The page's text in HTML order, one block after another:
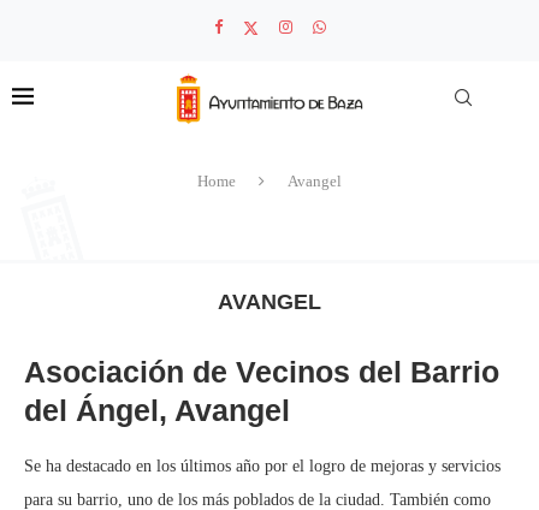
Home Avangel
AVANGEL
Asociación de Vecinos del Barrio
del Ángel, Avangel
Se ha destacado en los últimos año por el logro de mejoras y servicios
para su barrio, uno de los más poblados de la ciudad. También como